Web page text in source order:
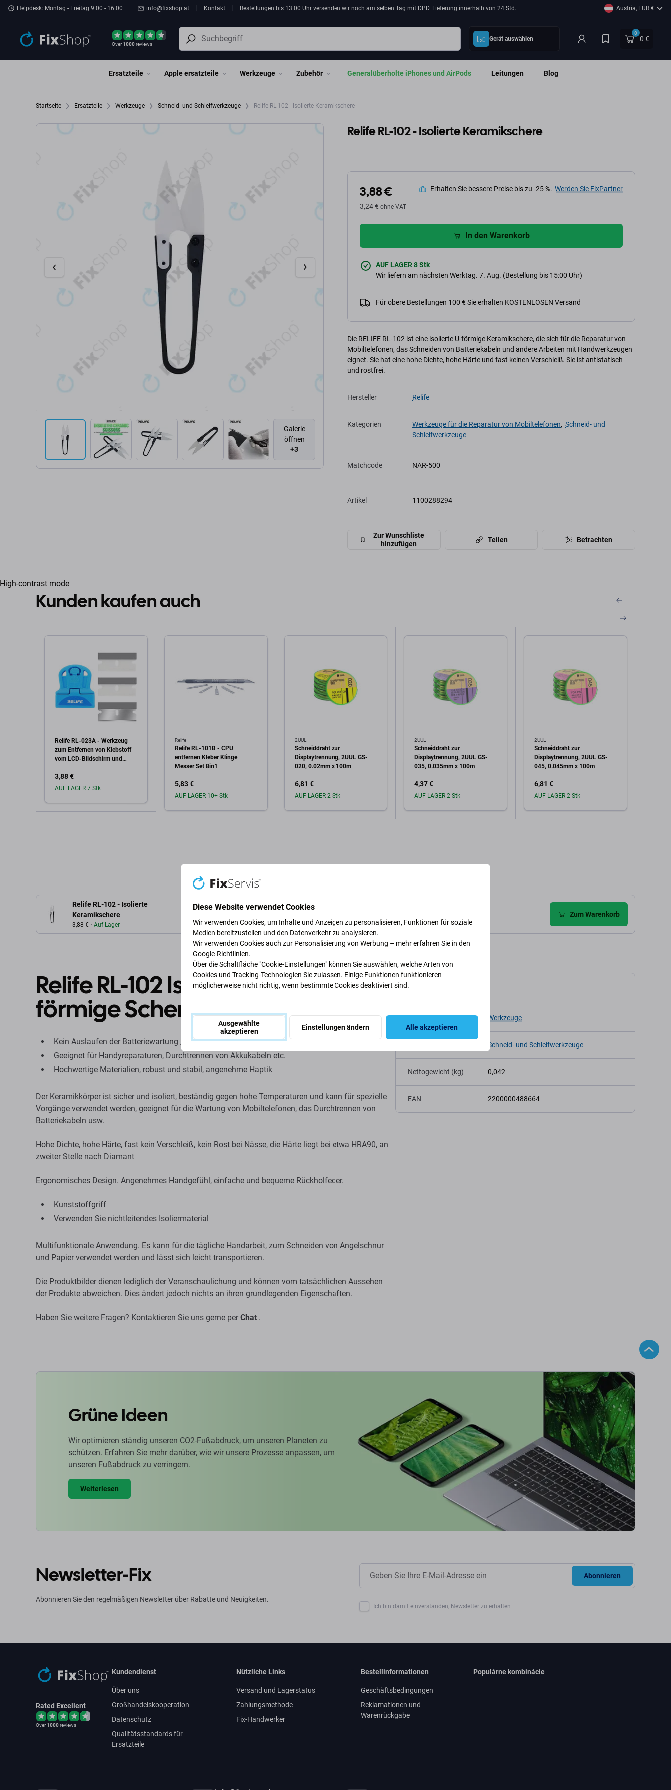
Zum Hauptinhalt springen
Helpdesk: Montag - Freitag 9:00 - 16:00 info@fixshop.at Kontakt Bestellungen bis 13:00 Uhr versenden wir noch am selben Tag mit DPD. Lieferung innerhalb von 24 Std. Austria, EUR €
Over1000reviews
Gerät auswählen
0
0 €
Ersatzteile Apple ersatzteile Werkzeuge Zubehör Generalüberholte iPhones und AirPods Leitungen Blog
Startseite Ersatzteile Werkzeuge Schneid- und Schleifwerkzeuge Relife RL-102 - Isolierte Keramikschere
Galerie
öffnen
+3
Relife RL-102 - Isolierte Keramikschere
3,88 €
3,24 € ohne VAT
Erhalten Sie bessere Preise bis zu -25 %. Werden Sie FixPartner
In den Warenkorb
AUF LAGER 8 Stk
Wir liefern am nächsten Werktag. 7. Aug. (Bestellung bis 15:00 Uhr)
Für obere Bestellungen 100 € Sie erhalten KOSTENLOSEN Versand
Die RELIFE RL-102 ist eine isolierte U-förmige Keramikschere, die sich für die Reparatur von
Mobiltelefonen, das Schneiden von Batteriekabeln und andere Arbeiten mit Handwerkzeugen
eignet. Sie hat eine hohe Dichte, hohe Härte und fast keinen Verschleiß. Sie ist antistatisch
und rostfrei.
Hersteller Relife
Kategorien Werkzeuge für die Reparatur von Mobiltelefonen, Schneid- und
Schleifwerkzeuge
Matchcode NAR-500
Artikel 1100288294
Zur Wunschliste
hinzufügen
Teilen Betrachten
High-contrast mode
Kunden kaufen auch
Relife RL-023A - Werkzeug
zum Entfernen von Klebstoff
vom LCD-Bildschirm und
3,88 €
AUF LAGER 7 Stk
Relife
Relife RL-101B - CPU
entfernen Kleber Klinge
Messer Set 8in1
5,83 €
AUF LAGER 10+ Stk
2UUL
Schneiddraht zur
Displaytrennung, 2UUL GS-
020, 0.02mm x 100m
6,81 €
AUF LAGER 2 Stk
2UUL
Schneiddraht zur
Displaytrennung, 2UUL GS-
035, 0.035mm x 100m
4,37 €
AUF LAGER 2 Stk
2UUL
Schneiddraht zur
Displaytrennung, 2UUL GS-
045, 0.045mm x 100m
6,81 €
AUF LAGER 2 Stk
Relife RL-102 - Isolierte
Keramikschere
3,88 € Auf Lager
Zum Warenkorb
Relife RL-102 Isolierte Keramik-U-
förmige Schere
Kein Auslaufen der Batteriewartung / scharfe Klinge / hohe Härte (HRA90)
Geeignet für Handyreparaturen, Durchtrennen von Akkukabeln etc.
Hochwertige Materialien, robust und stabil, angenehme Haptik
Der Keramikkörper ist sicher und isoliert, beständig gegen hohe Temperaturen und kann für spezielle
Vorgänge verwendet werden, geeignet für die Wartung von Mobiltelefonen, das Durchtrennen von
Batteriekabeln usw.
Hohe Dichte, hohe Härte, fast kein Verschleiß, kein Rost bei Nässe, die Härte liegt bei etwa HRA90, an
zweiter Stelle nach Diamant
Ergonomisches Design. Angenehmes Handgefühl, einfache und bequeme Rückholfeder.
Kunststoffgriff
Verwenden Sie nichtleitendes Isoliermaterial
Multifunktionale Anwendung. Es kann für die tägliche Handarbeit, zum Schneiden von Angelschnur
und Papier verwendet werden und lässt sich leicht transportieren.
Die Produktbilder dienen lediglich der Veranschaulichung und können vom tatsächlichen Aussehen
der Produkte abweichen. Dies ändert jedoch nichts an ihren grundlegenden Eigenschaften.
Haben Sie weitere Fragen? Kontaktieren Sie uns gerne per Chat .
Spezifikation
Werkzeugtyp Werkzeuge
Schneid- und Schleifwerkzeuge
Nettogewicht (kg) 0,042
EAN 2200000488664
Grüne Ideen
Wir optimieren ständig unseren CO2-Fußabdruck, um unseren Planeten zu
schützen. Erfahren Sie mehr darüber, wie wir unsere Prozesse anpassen, um
unseren Fußabdruck zu verringern.
Weiterlesen
Newsletter-Fix
Abonnieren Sie den regelmäßigen Newsletter über Rabatte und Neuigkeiten.
Abonnieren
Ich bin damit einverstanden, Newsletter zu erhalten
Rated Excellent
Over1000reviews
Kundendienst
Über uns
Großhandelskooperation
Datenschutz
Qualitätsstandards für
Ersatzteile
Nützliche Links
Versand und Lagerstatus
Zahlungsmethode
Fix-Handwerker
Bestellinformationen
Geschäftsbedingungen
Reklamationen und
Warenrückgabe
Populárne kombinácie
Diese Website verwendet Cookies
Wir verwenden Cookies, um Inhalte und Anzeigen zu personalisieren, Funktionen für soziale
Medien bereitzustellen und den Datenverkehr zu analysieren.
Wir verwenden Cookies auch zur Personalisierung von Werbung – mehr erfahren Sie in den
Google-Richtlinien.
Über die Schaltfläche "Cookie-Einstellungen" können Sie auswählen, welche Arten von
Cookies und Tracking-Technologien Sie zulassen. Einige Funktionen funktionieren
möglicherweise nicht richtig, wenn bestimmte Cookies deaktiviert sind.
Ausgewählte
akzeptieren
Einstellungen ändern Alle akzeptieren